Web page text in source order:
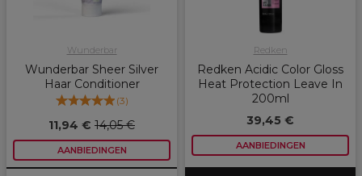
Wunderbar
Wunderbar Sheer Silver
Haar Conditioner
(3)
11,94 € 14,05 €
AANBIEDINGEN
Redken
Redken Acidic Color Gloss
Heat Protection Leave In
200ml
39,45 €
AANBIEDINGEN